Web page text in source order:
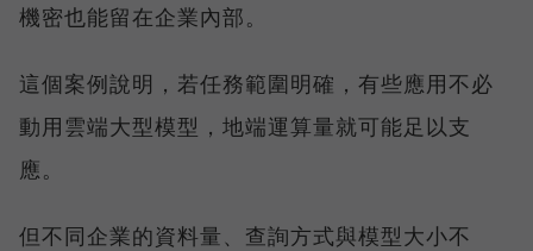
機密也能留在企業內部。
這個案例說明，若任務範圍明確，有些應用不必
動用雲端大型模型，地端運算量就可能足以支
應。
但不同企業的資料量、查詢方式與模型大小不